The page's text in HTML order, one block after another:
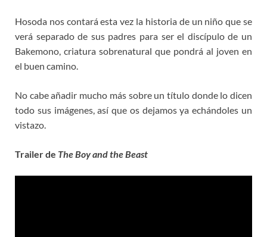
Hosoda nos contará esta vez la historia de un niño que se
verá separado de sus padres para ser el discípulo de un
Bakemono, criatura sobrenatural que pondrá al joven en
el buen camino.
No cabe añadir mucho más sobre un título donde lo dicen
todo sus imágenes, así que os dejamos ya echándoles un
vistazo.
Trailer de The Boy and the Beast